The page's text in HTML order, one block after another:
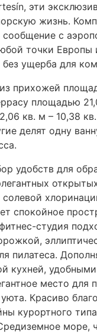
эти
жизнь.
с
точки
ущерба для
прихожей
площадью
кв. м – 10,38
делят одну
удобств для
спокойное
студия
пилатеса.
кухней,
место для
Красиво
курортного
море,